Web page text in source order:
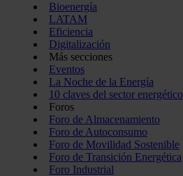
Bioenergía
LATAM
Eficiencia
Digitalización
Más secciones
Eventos
La Noche de la Energía
10 claves del sector energético
Foros
Foro de Almacenamiento
Foro de Autoconsumo
Foro de Movilidad Sostenible
Foro de Transición Energética
Foro Industrial